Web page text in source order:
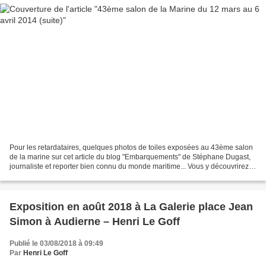
Pour les retardataires, quelques photos de toiles exposées au 43ème salon
de la marine sur cet article du blog "Embarquements" de Stéphane Dugast,
journaliste et reporter bien connu du monde maritime... Vous y découvrirez
Exposition en août 2018 à La Galerie place Jean
Simon à Audierne – Henri Le Goff
Publié le 03/08/2018 à 09:49
Par Henri Le Goff